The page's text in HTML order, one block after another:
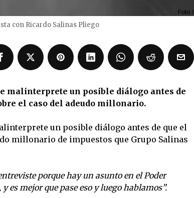
con Ricardo Salinas Pliego
malinterprete un posible diálogo antes de
el caso del adeudo millonario.
un posible diálogo antes de que el
millonario de impuestos que Grupo Salinas
porque hay un asunto en el Poder
es mejor que pase eso y luego hablamos”.